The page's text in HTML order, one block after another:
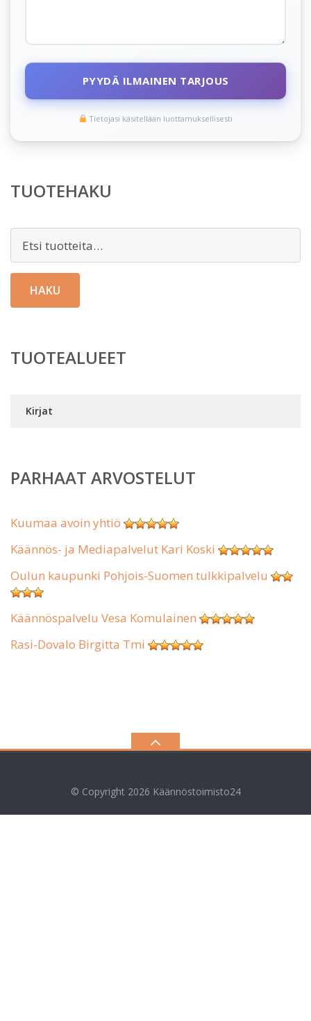
PYYDÄ ILMAINEN TARJOUS
Tietojasi käsitellään luottamuksellisesti
TUOTEHAKU
HAKU
TUOTEALUEET
Kirjat
PARHAAT ARVOSTELUT
Kuumaa avoin yhtiö
Käännös- ja Mediapalvelut Kari Koski
Oulun kaupunki Pohjois-Suomen tulkkipalvelu
Käännöspalvelu Vesa Komulainen
Rasi-Dovalo Birgitta Tmi
© Copyright 2026 Käännöstoimisto24